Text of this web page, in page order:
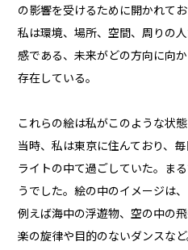
の影響を受けるために開かれてお
私は環境、場所、空間、周りの
感である、未来がどの方向に向
存在している。
これらの絵は私がこのような状
当時、私は東京に住んており、
ライトの中て過ごしていた。ま
うでした。絵の中のイメージは
例えば海中の浮遊物、空の中の
楽の旋律や目的のないダンスな